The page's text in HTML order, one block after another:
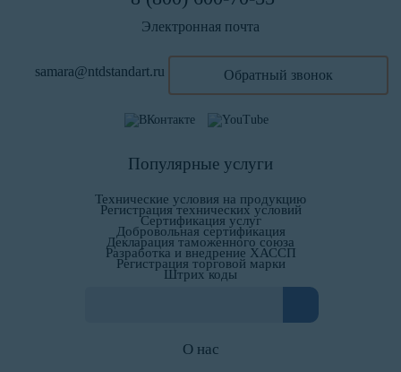
Электронная почта
samara@ntdstandart.ru Обратный звонок
Популярные услуги
Технические условия на продукцию
Регистрация технических условий
Сертификация услуг
Добровольная сертификация
Декларация таможенного союза
Разработка и внедрение ХАССП
Регистрация торговой марки
Штрих коды
О нас